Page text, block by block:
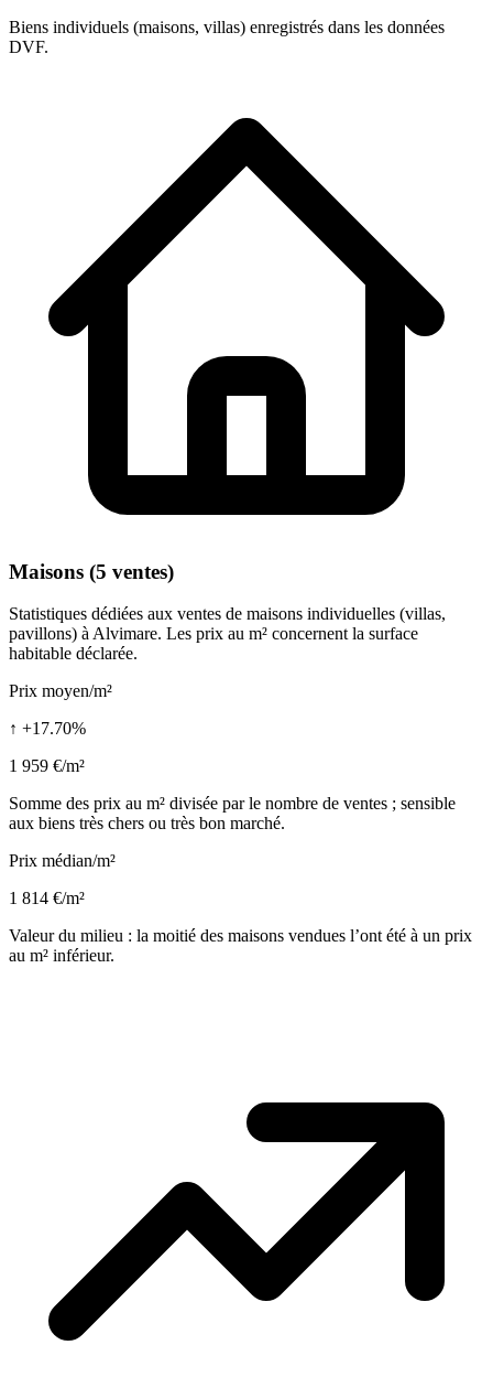
Biens individuels (maisons, villas) enregistrés dans les données
DVF.
Maisons (5 ventes)
Statistiques dédiées aux ventes de maisons individuelles (villas,
pavillons) à Alvimare. Les prix au m² concernent la surface
habitable déclarée.
Prix moyen/m²
↑ +17.70%
1 959 €/m²
Somme des prix au m² divisée par le nombre de ventes ; sensible
aux biens très chers ou très bon marché.
Prix médian/m²
1 814 €/m²
Valeur du milieu : la moitié des maisons vendues l’ont été à un prix
au m² inférieur.